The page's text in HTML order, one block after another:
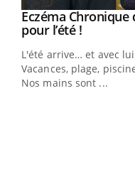
Youtube
Eczéma
pour l’été !Youtube
L'été arrive… et avec
Vacances, plage,
Nos mains sont ...
Youtube
Diabète &
Le Ramadan
personnes atteintes
questions, de défis,